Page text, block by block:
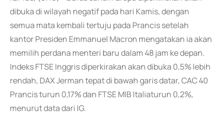
dibuka di wilayah negatif pada hari Kamis, dengan
semua mata kembali tertuju pada Prancis setelah
kantor Presiden Emmanuel Macron mengatakan ia akan
memilih perdana menteri baru dalam 48 jam ke depan.
Indeks FTSE Inggris diperkirakan akan dibuka 0,5% lebih
rendah, DAX Jerman tepat di bawah garis datar, CAC 40
Prancis turun 0,17% dan FTSE MIB Italiaturun 0,2%,
menurut data dari IG.